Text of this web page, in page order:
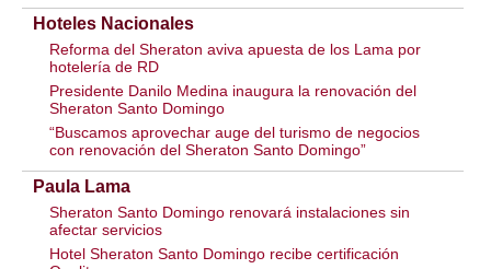
Hoteles Nacionales
Reforma del Sheraton aviva apuesta de los Lama por
hotelería de RD
Presidente Danilo Medina inaugura la renovación del
Sheraton Santo Domingo
“Buscamos aprovechar auge del turismo de negocios
con renovación del Sheraton Santo Domingo”
Paula Lama
Sheraton Santo Domingo renovará instalaciones sin
afectar servicios
Hotel Sheraton Santo Domingo recibe certificación